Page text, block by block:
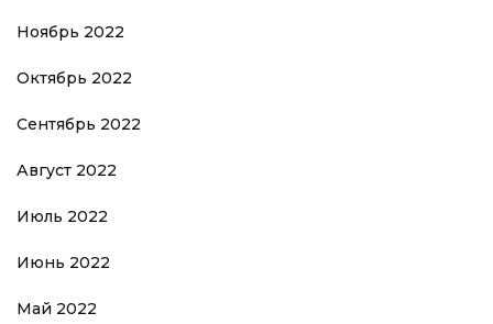
Ноябрь 2022
Октябрь 2022
Сентябрь 2022
Август 2022
Июль 2022
Июнь 2022
Май 2022